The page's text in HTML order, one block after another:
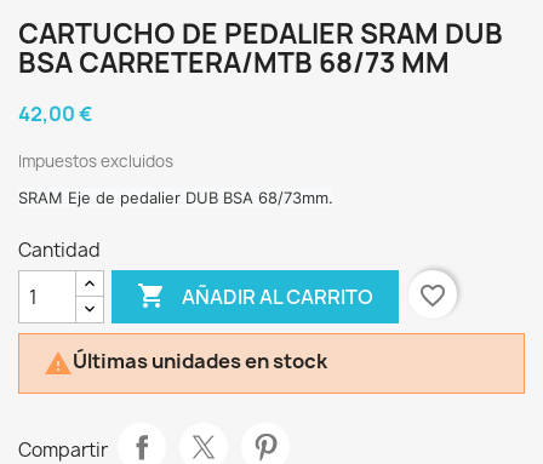
CARTUCHO DE PEDALIER SRAM DUB
BSA CARRETERA/MTB 68/73 MM
42,00 €
Impuestos excluidos
SRAM Eje de pedalier DUB BSA 68/73mm.
Cantidad
 AÑADIR AL CARRITO favorite_border
Últimas unidades en stock
Compartir